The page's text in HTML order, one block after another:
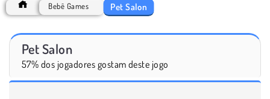
Bebê Games Pet Salon
Pet Salon
57% dos jogadores gostam deste jogo